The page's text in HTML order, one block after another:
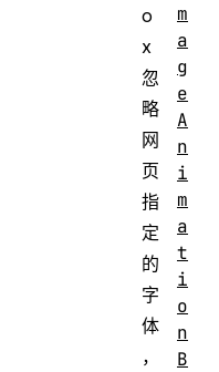
o
x
忽
略
网
页
指
定
的
字
体
，
m
a
g
e
A
n
i
m
a
t
i
o
n
B